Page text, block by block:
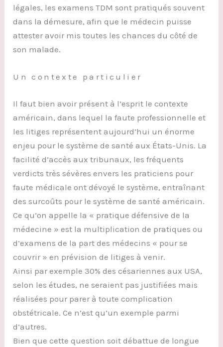
légales, les examens TDM sont pratiqués souvent
dans la démesure, afin que le médecin puisse
attester avoir mis toutes les chances du côté de
son malade.
Un contexte particulier
Il faut bien avoir présent à l’esprit le contexte
américain, dans lequel la faute professionnelle et
les litiges représentent aujourd’hui un énorme
enjeu pour le système de santé aux États-Unis. La
facilité d’accès aux tribunaux, les fréquents
verdicts très sévères envers les praticiens pour
faute médicale ont dévoyé le système, entraînant
des surcoûts pour le système de santé américain.
Ce qu’on appelle la « pratique défensive de la
médecine » est la multiplication de pratiques ou
d’examens de la part des médecins « pour se
couvrir » en prévision de litiges à venir.
Ainsi par exemple 30% des césariennes aux USA,
selon les études, ne seraient pas justifiées mais
réalisées pour parer à toute complication
obstétricale. Ce n’est qu’un exemple parmi
d’autres.
Bien que cette question soit débattue de longue